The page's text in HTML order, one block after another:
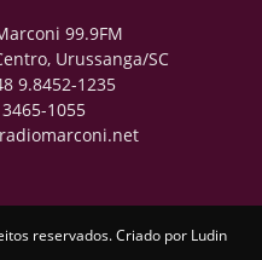
99.9FM
Urussanga/SC
9.8452-1235
1055
reservados. Criado por Ludin